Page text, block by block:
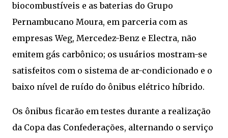
biocombustíveis e as baterias do Grupo
Pernambucano Moura, em parceria com as
empresas Weg, Mercedez-Benz e Electra, não
emitem gás carbônico; os usuários mostram-se
satisfeitos com o sistema de ar-condicionado e o
baixo nível de ruído do ônibus elétrico híbrido.
Os ônibus ficarão em testes durante a realização
da Copa das Confederações, alternando o serviço